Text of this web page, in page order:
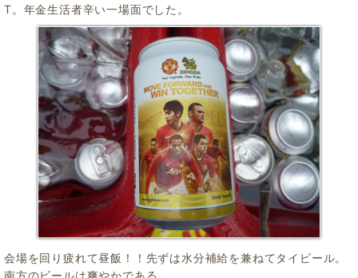
T。年金生活者辛い一場面でした。
会場を回り疲れて昼飯！！先ずは水分補給を兼ねてタイビール。
南方のビールは爽やかである。